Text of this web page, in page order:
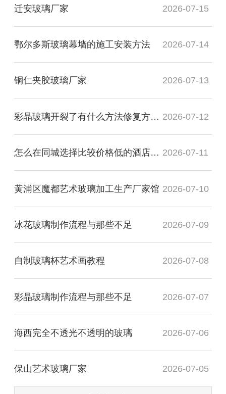
迁安玻璃厂家 2026-07-15
鄂尔多斯玻璃幕墙的施工安装方法 2026-07-14
铜仁夹胶玻璃厂家 2026-07-13
彩晶玻璃开裂了有什么方法修复方法？ 2026-07-12
怎么在同城选择比较价格低的酒店装饰玻璃厂家 2026-07-11
黄浦区魔都艺术玻璃加工生产厂家馆 2026-07-10
冰花玻璃制作流程与那些不足 2026-07-09
自制玻璃杯艺术画教程 2026-07-08
彩晶玻璃制作流程与那些不足 2026-07-07
海西完全不透光不透明的玻璃 2026-07-06
保山艺术玻璃厂家 2026-07-05